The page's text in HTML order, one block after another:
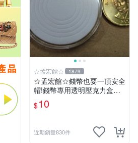
☆孟宏館☆ 1879
☆孟宏館☆錢幣也要一頂安全
帽!錢幣專用透明壓克力盒收
納保護盒.1枚10元~收藏盒.3
$10
近期銷量830件